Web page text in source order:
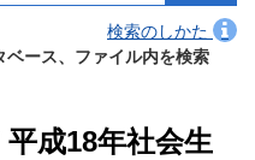
検索のしかた
ベース、ファイル内を検索
成18年社会生